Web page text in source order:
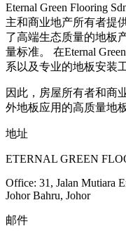
Eternal Green Flooring
主和商业地产所有者提
了高端生态质量的地板
量标准。 在Eternal
系以及专业的地板安装
因此，房屋所有者和商
外地板应用的高质量地
地址
ETERNAL GREEN
Office: 31, Jalan Mutiara
Johor Bahru, Johor
邮件